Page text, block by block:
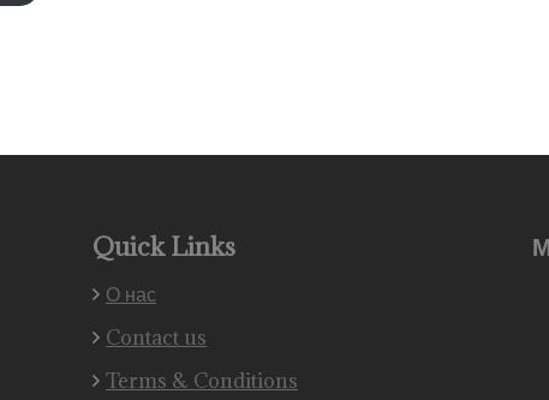
Quick Links
О нас
Contact us
Terms & Conditions